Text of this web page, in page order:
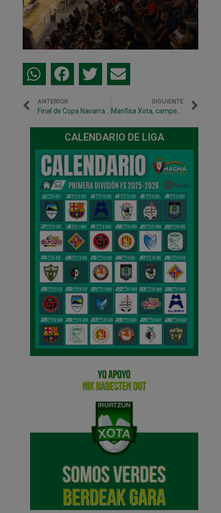
ANTERIOR SIGUIENTE
CALENDARIO DE LIGA